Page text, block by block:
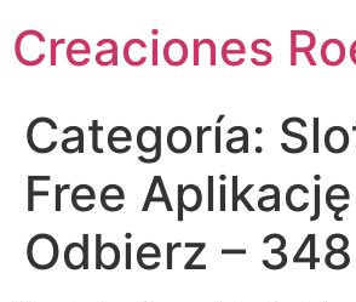
contenido
Creaciones
Categoría:
Free
Odbierz – 348